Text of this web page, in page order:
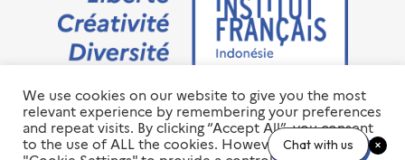
Jalan M.H. Thamrin No. 20 Jakarta Pusat 10350
+6221 23 55 79 00
info@ifi-id.com
We use cookies on our website to give you the most
relevant experience by remembering your preferences
and repeat visits. By clicking “Accept All”, you consent
to the use of ALL the cookies. However, you may visit
Chat with us